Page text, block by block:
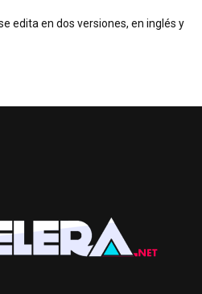
se edita en dos versiones, en inglés y